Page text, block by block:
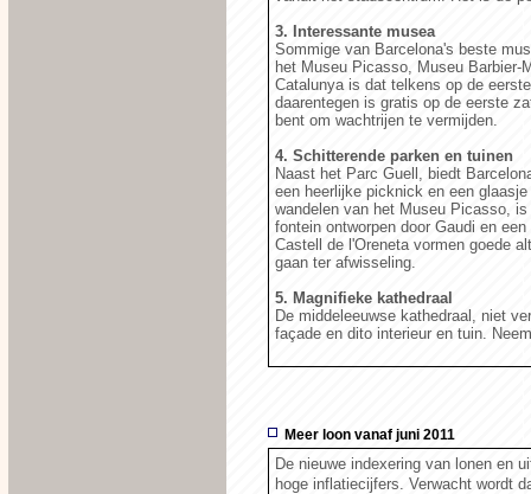
3. Interessante musea
Sommige van Barcelona's beste
het Museu Picasso, Museu Barbier-
Catalunya is dat telkens op de
daarentegen is gratis op de eerste
bent om wachtrijen te vermijden.
4. Schitterende parken en tuinen
Naast het Parc Guell, biedt
een heerlijke picknick en een
wandelen van het Museu Picasso,
fontein ontworpen door Gaudi en
Castell de l'Oreneta vormen goede
gaan ter afwisseling.
5. Magnifieke kathedraal
De middeleeuwse kathedraal, niet
façade en dito interieur en tuin.
Meer loon vanaf juni 2011
De nieuwe indexering van lonen en
hoge inflatiecijfers. Verwacht wordt